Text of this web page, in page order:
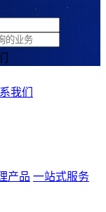
我们
产品 一站式服务